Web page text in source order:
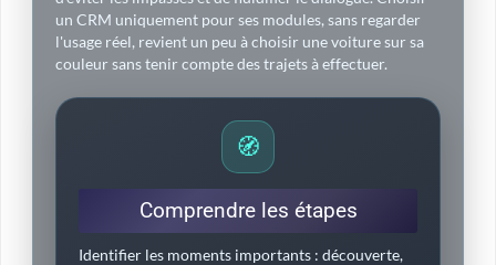
un CRM uniquement pour ses modules, sans regarder
l'usage réel, revient un peu à choisir une voiture sur sa
couleur sans tenir compte des trajets à effectuer.
🧭
Comprendre les étapes
Identifier les moments importants : découverte,